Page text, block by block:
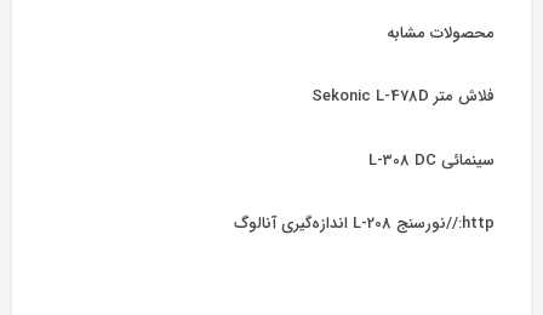
محصولات مشابه
فلاش متر Sekonic L-478D
سینمائی L-308 DC
http://نورسنج L-208 اندازه‌گیری آنالوگ